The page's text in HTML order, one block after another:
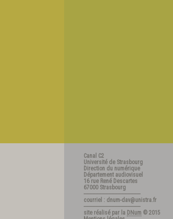
Canal C2
Université de Strasbourg
Direction du numérique
Département audiovisuel
16 rue René Descartes
67000 Strasbourg
---------------------------------------
courriel : dnum-dav@unistra.fr
---------------------------------------
site réalisé par la DNum © 2015